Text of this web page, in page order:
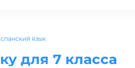
язык
для 7 класса